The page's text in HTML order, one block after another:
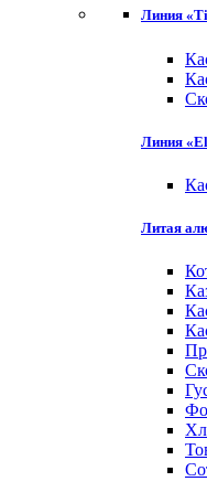
Линия
Линия
Литая